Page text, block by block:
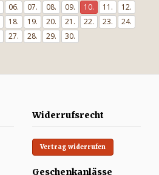
06. 07. 08. 09. 10. 11.
12.
18. 19. 20. 21. 22. 23.
24.
27. 28. 29. 30.
Widerrufsrecht
Vertrag widerrufen
Geschenkanlässe